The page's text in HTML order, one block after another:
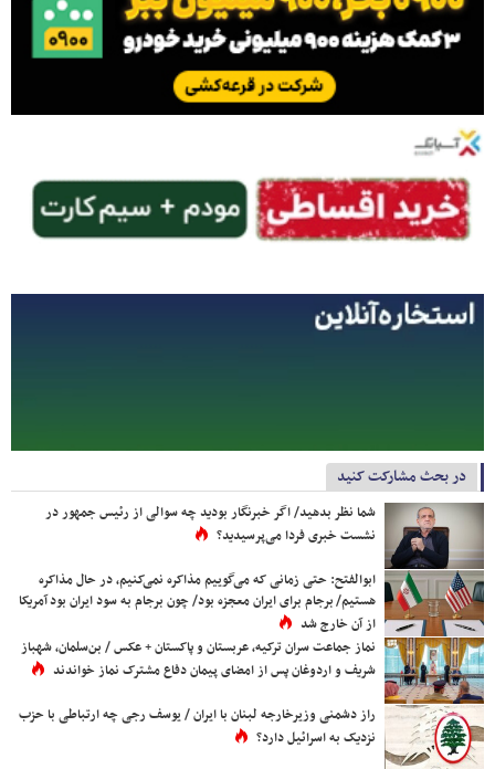
در بحث مشارکت کنید
شما نظر بدهید/ اگر خبرنگار بودید چه سوالی از رئیس جمهور در
نشست خبری فردا می‌پرسیدید؟
ابوالفتح: حتی زمانی که می‌گوییم مذاکره نمی‌کنیم، در حال مذاکره
هستیم/ برجام برای ایران معجزه بود/ چون برجام به سود ایران بود آمریکا
از آن خارج شد
نماز جماعت سران ترکیه، عربستان و پاکستان + عکس / بن‌سلمان، شهباز
شریف و اردوغان پس از امضای پیمان دفاع مشترک نماز خواندند
راز دشمنی وزیرخارجه لبنان با ایران / یوسف رجی چه ارتباطی با حزب
نزدیک به اسرائیل دارد؟